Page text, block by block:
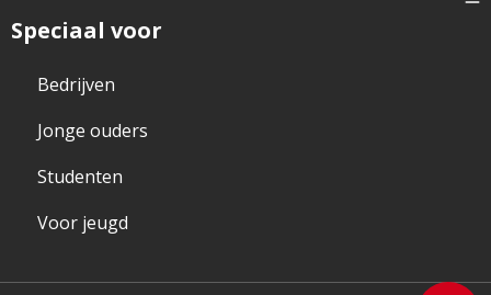
Speciaal voor
Bedrijven
Jonge ouders
Studenten
Voor jeugd